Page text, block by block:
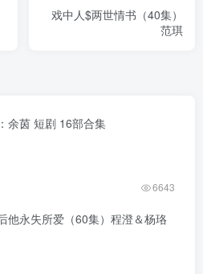
戏中人$两世情书（40集）
范琪
余茵 短剧 16部合集
6643
他永失所爱（60集）程澄＆杨珞